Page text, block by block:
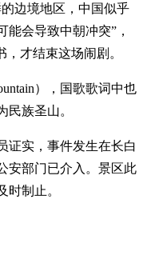
边境地区，中国似乎
会导致中朝冲突”，
才结束这场闹剧。
），国歌歌词中也
民族圣山。
证实，事件发生在长白
安部门已介入。景区此
时制止。